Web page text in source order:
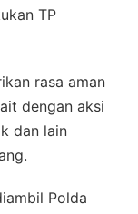
TP
rasa aman
dengan aksi
dan lain
Polda